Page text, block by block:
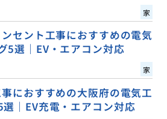
家
セント工事におすすめの電気
5選｜EV・エアコン対応
家
におすすめの大阪府の電気工
｜EV充電・エアコン対応